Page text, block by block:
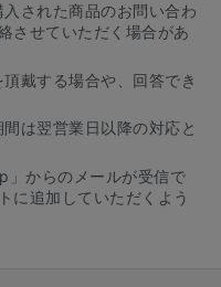
された商品のお問い合わ
させていただく場合があ
戴する場合や、回答でき
は翌営業日以降の対応と
からのメールが受信で
に追加していただくよう